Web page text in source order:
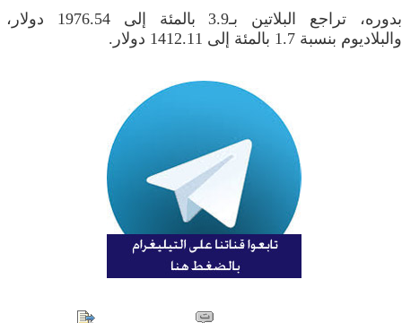
بدوره، تراجع البلاتين بـ3.9 بالمئة إلى 1976.54 دولار،
والبلاديوم بنسبة 1.7 بالمئة إلى ​1412.11 دولار.